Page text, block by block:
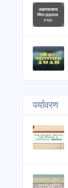
पर्यावरण